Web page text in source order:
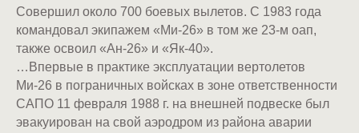
Совершил около 700 боевых вылетов. С 1983 года
командовал экипажем «Ми-26» в том же 23-м оап,
также освоил «Ан-26» и «Як-40».
…Впервые в практике эксплуатации вертолетов
Ми-26 в пограничных войсках в зоне ответственности
САПО 11 февраля 1988 г. на внешней подвеске был
эвакуирован на свой аэродром из района аварии